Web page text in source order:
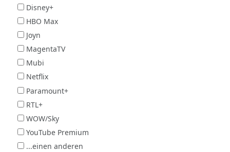
Disney+
HBO Max
Joyn
MagentaTV
Mubi
Netflix
Paramount+
RTL+
WOW/Sky
YouTube Premium
...einen anderen